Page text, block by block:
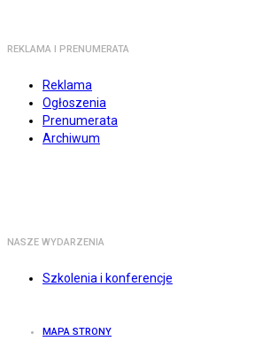
REKLAMA I PRENUMERATA
Reklama
Ogłoszenia
Prenumerata
Archiwum
NASZE WYDARZENIA
Szkolenia i konferencje
MAPA STRONY